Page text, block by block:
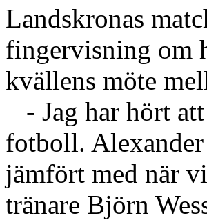
Landskronas
fingervisning om
kvällens möte
- Jag har hört
fotboll.
jämfört med när
tränare Björn